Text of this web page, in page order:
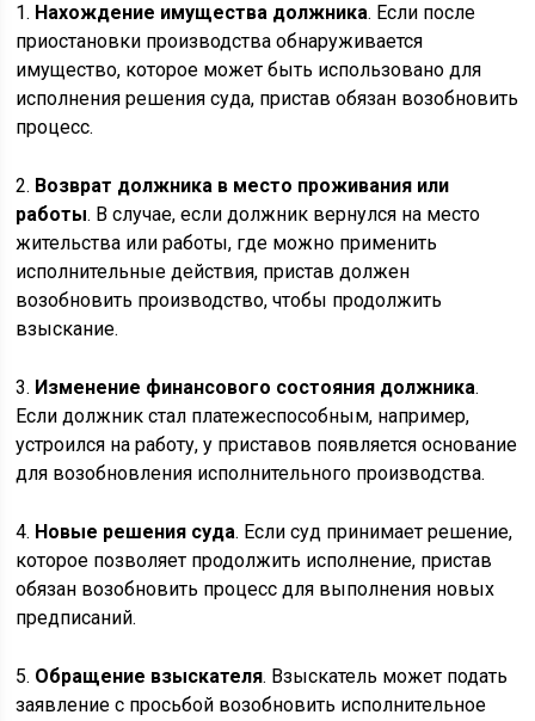
1. Нахождение имущества должника. Если после
приостановки производства обнаруживается
имущество, которое может быть использовано для
исполнения решения суда, пристав обязан возобновить
процесс.
2. Возврат должника в место проживания или
работы. В случае, если должник вернулся на место
жительства или работы, где можно применить
исполнительные действия, пристав должен
возобновить производство, чтобы продолжить
взыскание.
3. Изменение финансового состояния должника.
Если должник стал платежеспособным, например,
устроился на работу, у приставов появляется основание
для возобновления исполнительного производства.
4. Новые решения суда. Если суд принимает решение,
которое позволяет продолжить исполнение, пристав
обязан возобновить процесс для выполнения новых
предписаний.
5. Обращение взыскателя. Взыскатель может подать
заявление с просьбой возобновить исполнительное